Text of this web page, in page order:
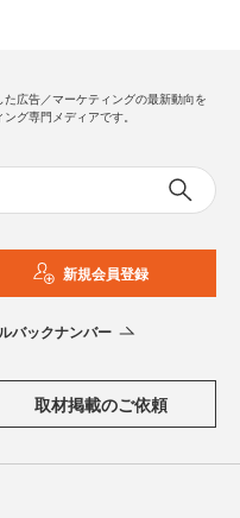
広告／マーケティングの最新動向を
グ専門メディアです。
新規会員登録
バックナンバー
取材掲載のご依頼